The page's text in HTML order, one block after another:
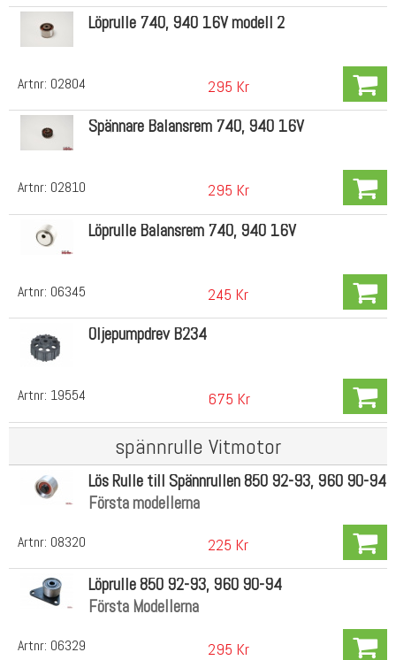
Artnr: 02804
Löprulle 740, 940 16V modell 2
295 Kr
Artnr: 02810
Spännare Balansrem 740, 940 16V
295 Kr
Artnr: 06345
Löprulle Balansrem 740, 940 16V
245 Kr
Artnr: 19554
Oljepumpdrev B234
675 Kr
spännrulle Vitmotor
Artnr: 08320
Lös Rulle till Spännrullen 850 92-93, 960 90-94
Första modellerna
225 Kr
Artnr: 06329
Löprulle 850 92-93, 960 90-94
Första Modellerna
295 Kr